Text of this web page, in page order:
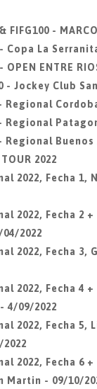
FIFG100 -
- Copa La
OPEN ENTRE
- Jockey Club
- Regional
- Regional
- Regional
2022
2022, Fecha 1,
2022, Fecha 2
2022
2022, Fecha 3,
2022, Fecha 4
4/09/2022
2022, Fecha 5,
2022, Fecha 6 +
Martin - 09/10/